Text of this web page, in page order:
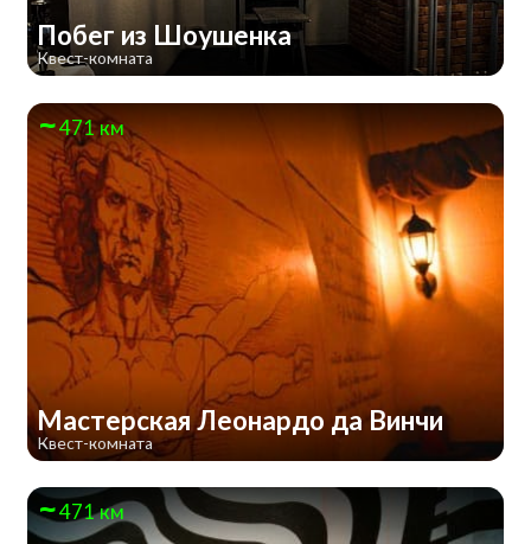
Побег из Шоушенка
Квест-комната
471 км
Мастерская Леонардо да Винчи
Квест-комната
471 км